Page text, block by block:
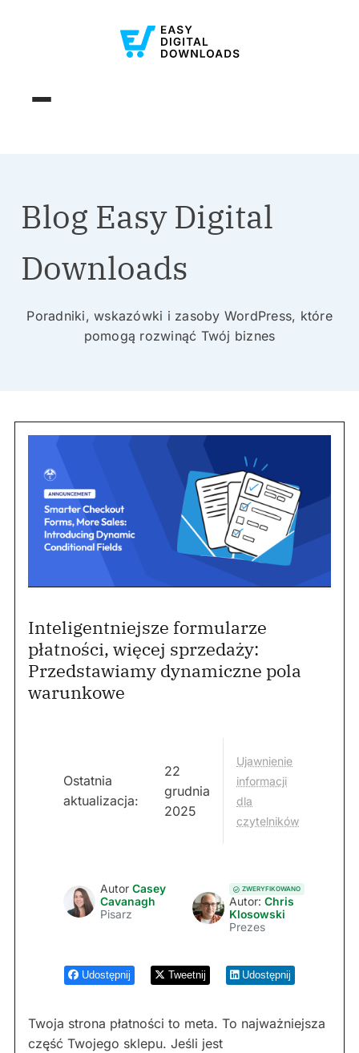
Blog Easy Digital
Downloads
Poradniki, wskazówki i zasoby WordPress, które
pomogą rozwinąć Twój biznes
Inteligentniejsze formularze
płatności, więcej sprzedaży:
Przedstawiamy dynamiczne pola
warunkowe
Ostatnia
aktualizacja:
22
grudnia
2025
Ujawnienie
informacji
dla
czytelników
Autor Casey
Cavanagh
Pisarz
ZWERYFIKOWANO
Autor: Chris
Klosowski
Prezes
Udostępnij Tweetnij Udostępnij
Twoja strona płatności to meta. To najważniejsza
część Twojego sklepu. Jeśli jest